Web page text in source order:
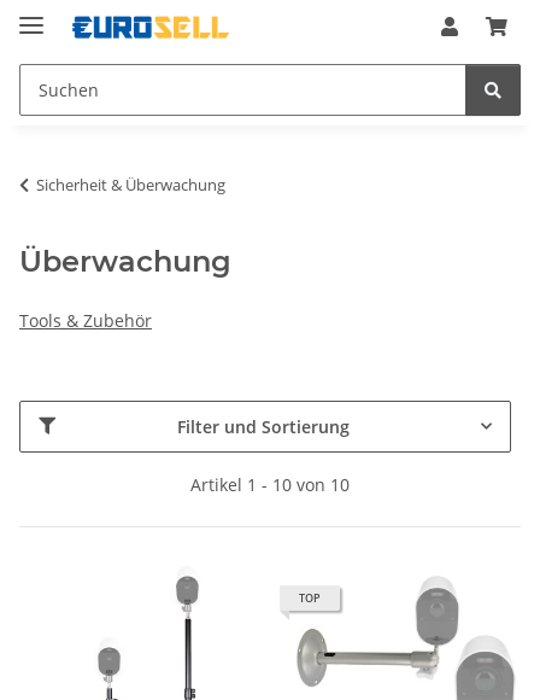
Sicherheit & Überwachung
Überwachung
Tools & Zubehör
Filter und Sortierung
Artikel 1 - 10 von 10
TOP